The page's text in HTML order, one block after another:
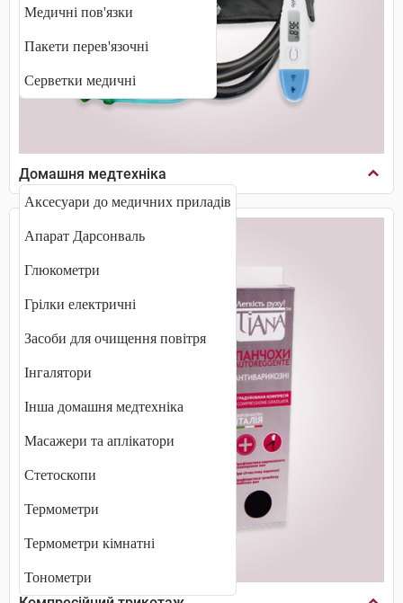
Медичні пов'язки
Пакети перев'язочні
Серветки медичні
Домашня медтехніка
Аксесуари до медичних приладів
Апарат Дарсонваль
Глюкометри
Грілки електричні
Засоби для очищення повітря
Інгалятори
Інша домашня медтехніка
Масажери та аплікатори
Стетоскопи
Термометри
Термометри кімнатні
Тонометри